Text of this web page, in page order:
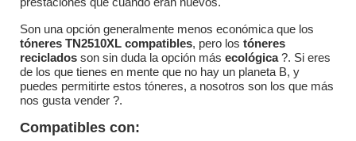
Son una opción generalmente menos económica que los
tóneres TN2510XL compatibles, pero los tóneres
reciclados son sin duda la opción más ecológica?. Si eres
de los que tienes en mente que no hay un planeta B, y
puedes permitirte estos tóneres, a nosotros son los que más
nos gusta vender ?.
Compatibles con: